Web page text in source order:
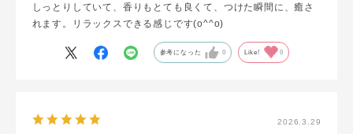
しっとりしていて、香りもとても良くて、つけた瞬間に、癒さ
れます。リラックスできる感じです(o^^o)
参考になった 0 Like! 0
2026.3.29